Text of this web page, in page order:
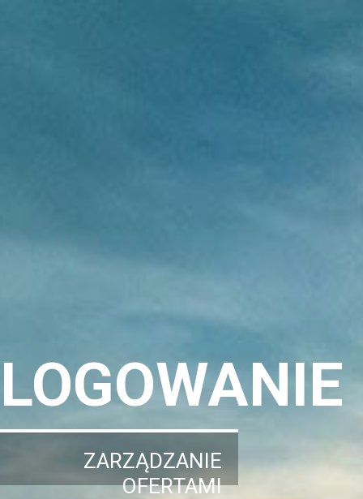
LOGOWANIE
ZARZĄDZANIE
OFERTAMI